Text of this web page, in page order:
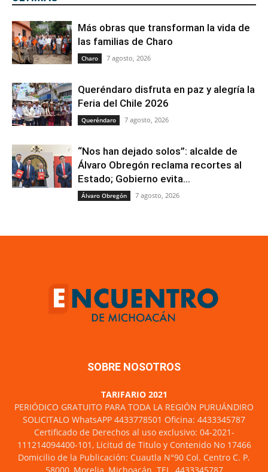
Más obras que transforman la vida de
las familias de Charo
Charo 7 agosto, 2026
Queréndaro disfruta en paz y alegría la
Feria del Chile 2026
Queréndaro 7 agosto, 2026
“Nos han dejado solos”: alcalde de
Álvaro Obregón reclama recortes al
Estado; Gobierno evita...
Álvaro Obregón 7 agosto, 2026
SOBRE NOSOTROS
TARIFARIO 2021
PERIÓDICO GRATUITO PARA TODA LA REGIÓN PURUÁNDIRO
SOLICITALO WhatsAPP 4433778501 Oficina: 4433345787
Certificado de Derechos al uso exclusivo: 04-2021-
111214094400-101, Licitud de Titulo y Contenido No 17466
Domicilio de la Publicación: Cuautla N°90 Col. Centro C. P.